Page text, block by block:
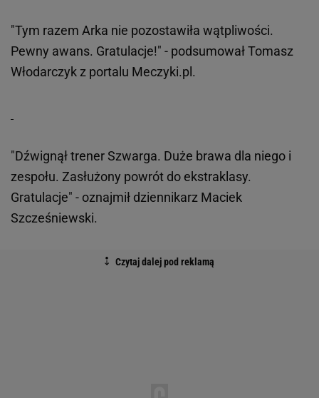
"Tym razem Arka nie pozostawiła wątpliwości.
Pewny awans. Gratulacje!" - podsumował Tomasz
Włodarczyk z portalu Meczyki.pl.
"Dźwignął trener Szwarga. Duże brawa dla niego i
zespołu. Zasłużony powrót do ekstraklasy.
Gratulacje" - oznajmił dziennikarz Maciek
Szcześniewski.